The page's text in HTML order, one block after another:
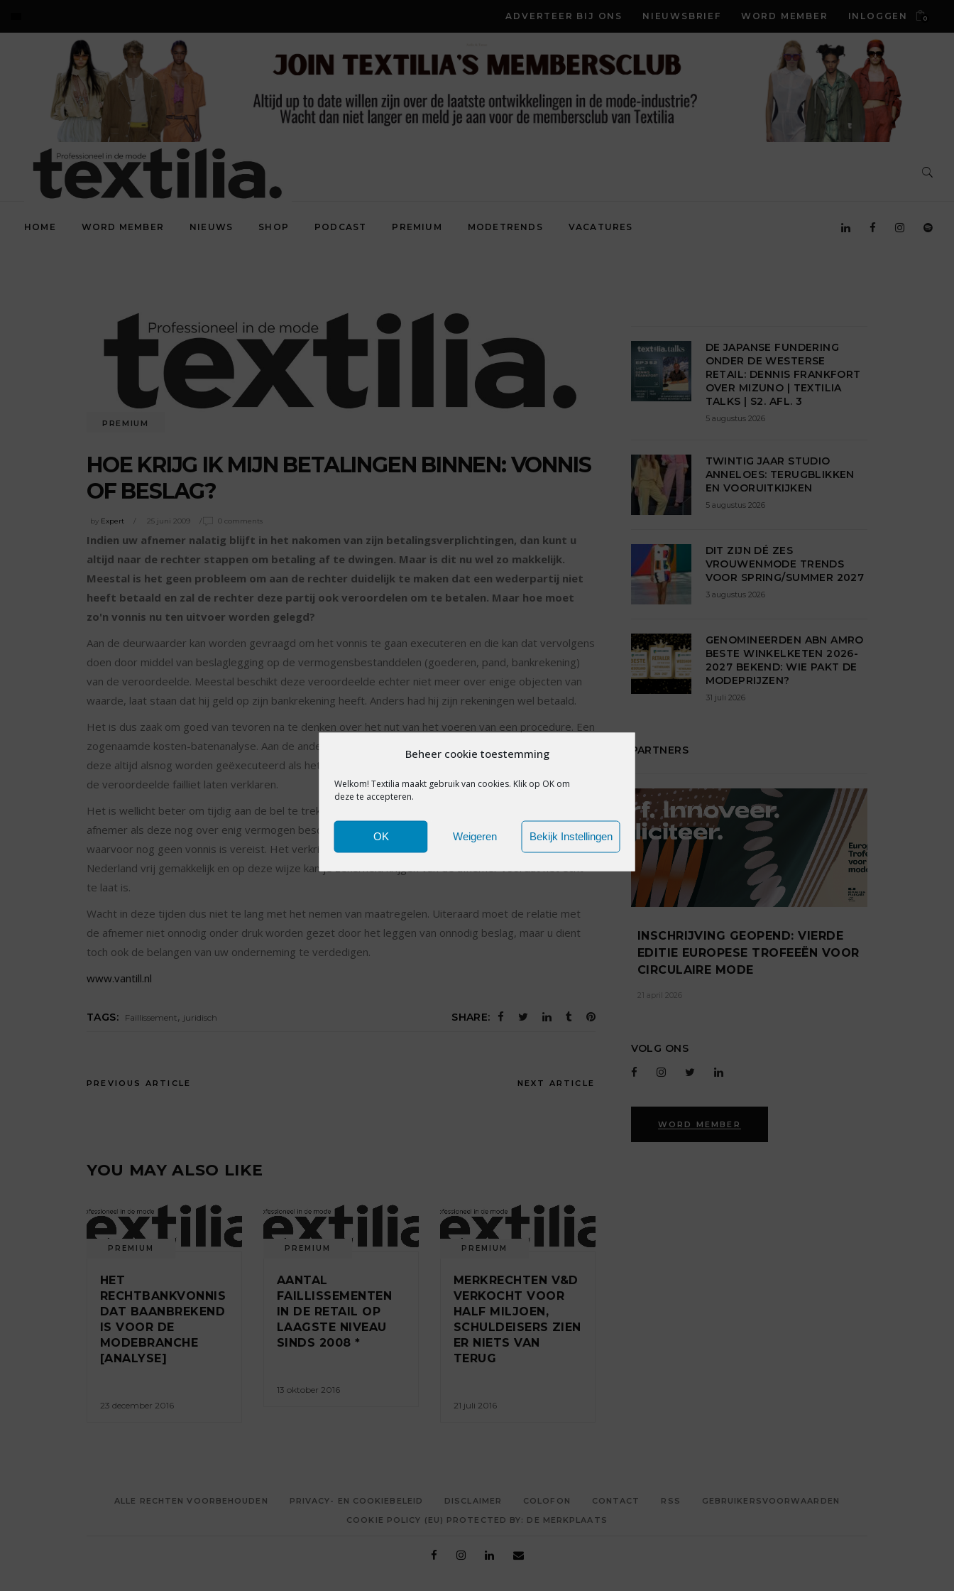
Beheer cookie toestemming
Welkom! Textilia maakt gebruik van cookies. Klik op OK om
deze te accepteren.
OK Weigeren Bekijk Instellingen
ADVERTEER BIJ ONS NIEUWSBRIEF WORD MEMBER INLOGGEN 0
HOME WORD MEMBER NIEUWS SHOP PODCAST PREMIUM MODETRENDS VACATURES
PREMIUM
HOE KRIJG IK MIJN BETALINGEN BINNEN: VONNIS
OF BESLAG?
by Expert 25 juni 2009 0 comments
Indien uw afnemer nalatig blijft in het nakomen van zijn betalingsverplichtingen, dan kunt u
altijd naar de rechter stappen om betaling af te dwingen. Maar is dit nu wel zo makkelijk.
Meestal is het geen probleem om aan de rechter duidelijk te maken dat een wederpartij niet
heeft betaald en zal de rechter deze partij ook veroordelen om te betalen. Maar hoe moet
zo'n vonnis nu ten uitvoer worden gelegd?
Aan de deurwaarder kan worden gevraagd om het vonnis te gaan executeren en die kan dat vervolgens
doen door middel van beslaglegging op de vermogensbestanddelen (goederen, pand, bankrekening)
van de veroordeelde. Meestal beschikt deze veroordeelde echter niet meer over enige objecten van
waarde, laat staan dat hij geld op zijn bankrekening heeft. Anders had hij zijn rekeningen wel betaald.
Het is dus zaak om goed van tevoren na te denken over het nut van het voeren van een procedure. Een
zogenaamde kosten-batenanalyse. Aan de andere kant is een vonnis twintig jaar rechtsgeldig en kan
deze altijd alsnog worden geëxecuteerd als het weer wat beter gaat met de veroordeelde. Of men kan
de veroordeelde failliet laten verklaren.
Het is wellicht beter om tijdig aan de bel te trekken en conservatoir beslag te laten leggen onder de
afnemer als deze nog over enig vermogen beschikt. Een conservatoir beslag is een bewarend beslag
waarvoor nog geen vonnis is vereist. Het verkrijgen van een beslagverlof van de rechter is in
Nederland vrij gemakkelijk en op deze wijze kan je zekerheid krijgen van de afnemer voordat het echt
te laat is.
Wacht in deze tijden dus niet te lang met het nemen van maatregelen. Uiteraard moet de relatie met
de afnemer niet onnodig onder druk worden gezet door het leggen van onnodig beslag, maar u dient
toch ook de belangen van uw onderneming te verdedigen.
www.vantill.nl
TAGS: Faillissement, juridisch SHARE:
PREVIOUS ARTICLE NEXT ARTICLE
YOU MAY ALSO LIKE
PREMIUM
HET
RECHTBANKVONNIS
DAT BAANBREKEND
IS VOOR DE
MODEBRANCHE
[ANALYSE]
23 december 2016
PREMIUM
AANTAL
FAILLISSEMENTEN
IN DE RETAIL OP
LAAGSTE NIVEAU
SINDS 2008 *
13 oktober 2016
PREMIUM
MERKRECHTEN V&D
VERKOCHT VOOR
HALF MILJOEN,
SCHULDEISERS ZIEN
ER NIETS VAN
TERUG
21 juli 2016
DE JAPANSE FUNDERING
ONDER DE WESTERSE
RETAIL: DENNIS FRANKFORT
OVER MIZUNO | TEXTILIA
TALKS | S2. AFL. 3
5 augustus 2026
TWINTIG JAAR STUDIO
ANNELOES: TERUGBLIKKEN
EN VOORUITKIJKEN
5 augustus 2026
DIT ZIJN DÉ ZES
VROUWENMODE TRENDS
VOOR SPRING/SUMMER 2027
3 augustus 2026
GENOMINEERDEN ABN AMRO
BESTE WINKELKETEN 2026-
2027 BEKEND: WIE PAKT DE
MODEPRIJZEN?
31 juli 2026
PARTNERS
INSCHRIJVING GEOPEND: VIERDE
EDITIE EUROPESE TROFEEËN VOOR
CIRCULAIRE MODE
21 april 2026
VOLG ONS
WORD MEMBER
ALLE RECHTEN VOORBEHOUDEN PRIVACY- EN COOKIEBELEID DISCLAIMER COLOFON CONTACT RSS
GEBRUIKERSVOORWAARDEN
COOKIE POLICY (EU) PROTECTED BY: DE MERKPLAATS